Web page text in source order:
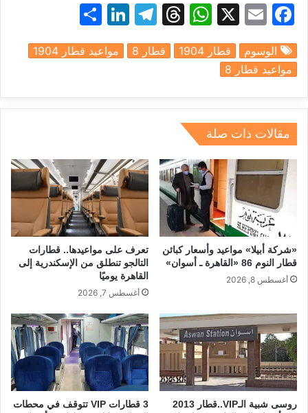
F
a
c
e
b
o
o
k
E
m
ai
l
X
W
h
at
A
p
T
hr
e
d
T
el
e
a
Li
n
k
dI
h
ar
الوسوم قطار 1904 قطار 8
مواعيد قطار 1904
مواعيد قطار 8
مقالات ذات صلة
«شركة أبيلا» مواعيد وأسعار كبائن
قطار النوم 86 «القاهرة ـ أسوان»
أغسطس 8, 2026
تعرف على مواعيدها.. قطارات
التالجو تنطلق من الإسكندرية إلى
القاهرة يوميًا
أغسطس 7, 2026
روسى شبية الـVIP..قطار 2013
3 قطارات VIP تتوقف في محطات